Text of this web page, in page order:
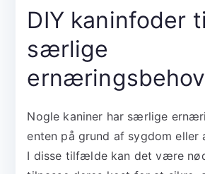
DIY kaninfoder
særlige
ernæringsbehov
Nogle kaniner har særlige
enten på grund af sygdom eller
I disse tilfælde kan det være